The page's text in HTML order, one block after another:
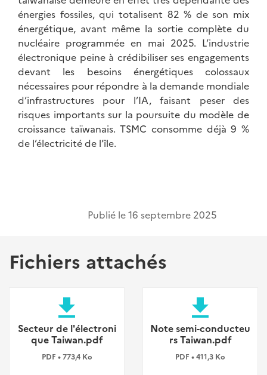
énergies fossiles, qui totalisent 82 % de son mix
énergétique, avant même la sortie complète du
nucléaire programmée en mai 2025. L’industrie
électronique peine à crédibiliser ses engagements
devant les besoins énergétiques colossaux
nécessaires pour répondre à la demande mondiale
d’infrastructures pour l’IA, faisant peser des
risques importants sur la poursuite du modèle de
croissance taïwanais. TSMC consomme déjà 9 %
de l’électricité de l’île.
Publié le16 septembre 2025
Fichiers attachés
file_download
Secteur de l'électroni
que Taiwan.pdf
PDF • 773,4 Ko
file_download
Note semi-conducteu
rs Taiwan.pdf
PDF • 411,3 Ko